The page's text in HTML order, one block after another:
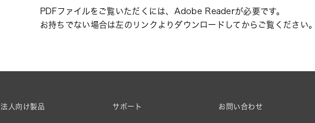
PDFファイルをご覧いただくには、Adobe Readerが必要です。
お持ちでない場合は左のリンクよりダウンロードしてからご覧ください。
法人向け製品 サポート お問い合わせ